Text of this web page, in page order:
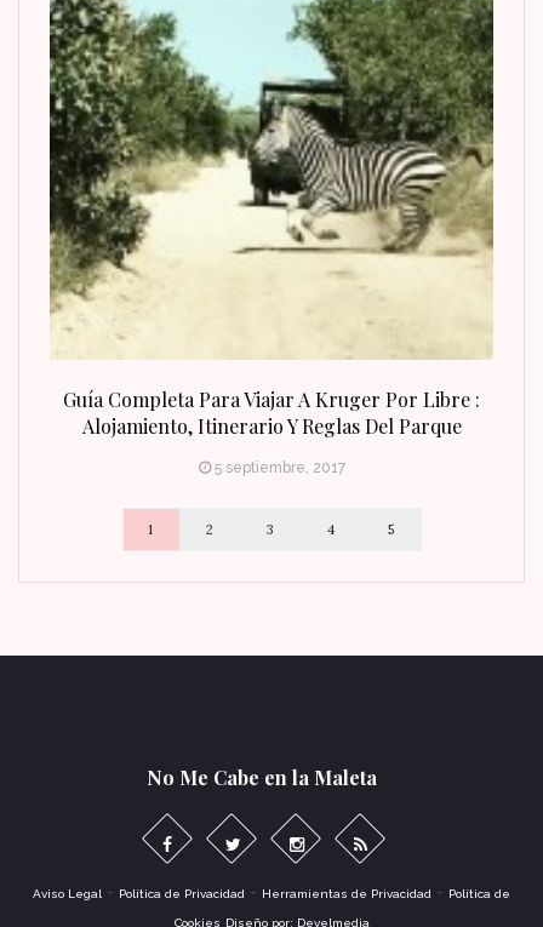
Guía Completa Para Viajar A Kruger Por Libre :
Alojamiento, Itinerario Y Reglas Del Parque
5 septiembre, 2017
1 2 3 4 5
No Me Cabe en la Maleta
Aviso Legal - Política de Privacidad - Herramientas de Privacidad - Política de
Cookies Diseño por: Develmedia